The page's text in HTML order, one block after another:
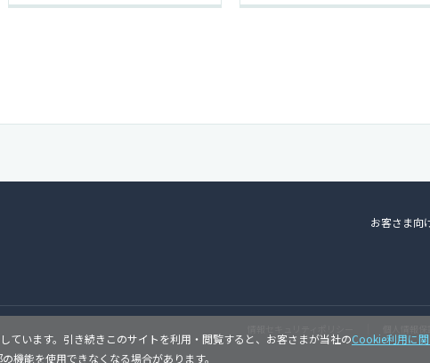
ています。引き続きこのサイトを利用・閲覧すると、お客さまが当社のCookie利用に
機能を使用できなくなる場合があります。
お客さま向